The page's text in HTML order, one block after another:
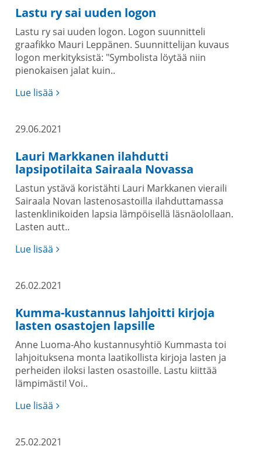
Lastu ry sai uuden logon
Lastu ry sai uuden logon. Logon suunnitteli
graafikko Mauri Leppänen. Suunnittelijan kuvaus
logon merkityksistä: "Symbolista löytää niin
pienokaisen jalat kuin..
Lue lisää
29.06.2021
Lauri Markkanen ilahdutti
lapsipotilaita Sairaala Novassa
Lastun ystävä koristähti Lauri Markkanen vieraili
Sairaala Novan lastenosastoilla ilahduttamassa
lastenklinikoiden lapsia lämpöisellä läsnäolollaan.
Lasten autt..
Lue lisää
26.02.2021
Kumma-kustannus lahjoitti kirjoja
lasten osastojen lapsille
Anne Luoma-Aho kustannusyhtiö Kummasta toi
lahjoituksena monta laatikollista kirjoja lasten ja
perheiden iloksi lasten osastoille. Lastu kiittää
lämpimästi! Voi..
Lue lisää
25.02.2021